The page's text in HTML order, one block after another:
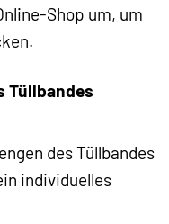
Shop um, um
Tüllbandes
des Tüllbandes
individuelles